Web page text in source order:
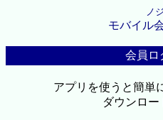
ノ
モバイル
会員ロ
アプリを使うと簡単
ダウンロー